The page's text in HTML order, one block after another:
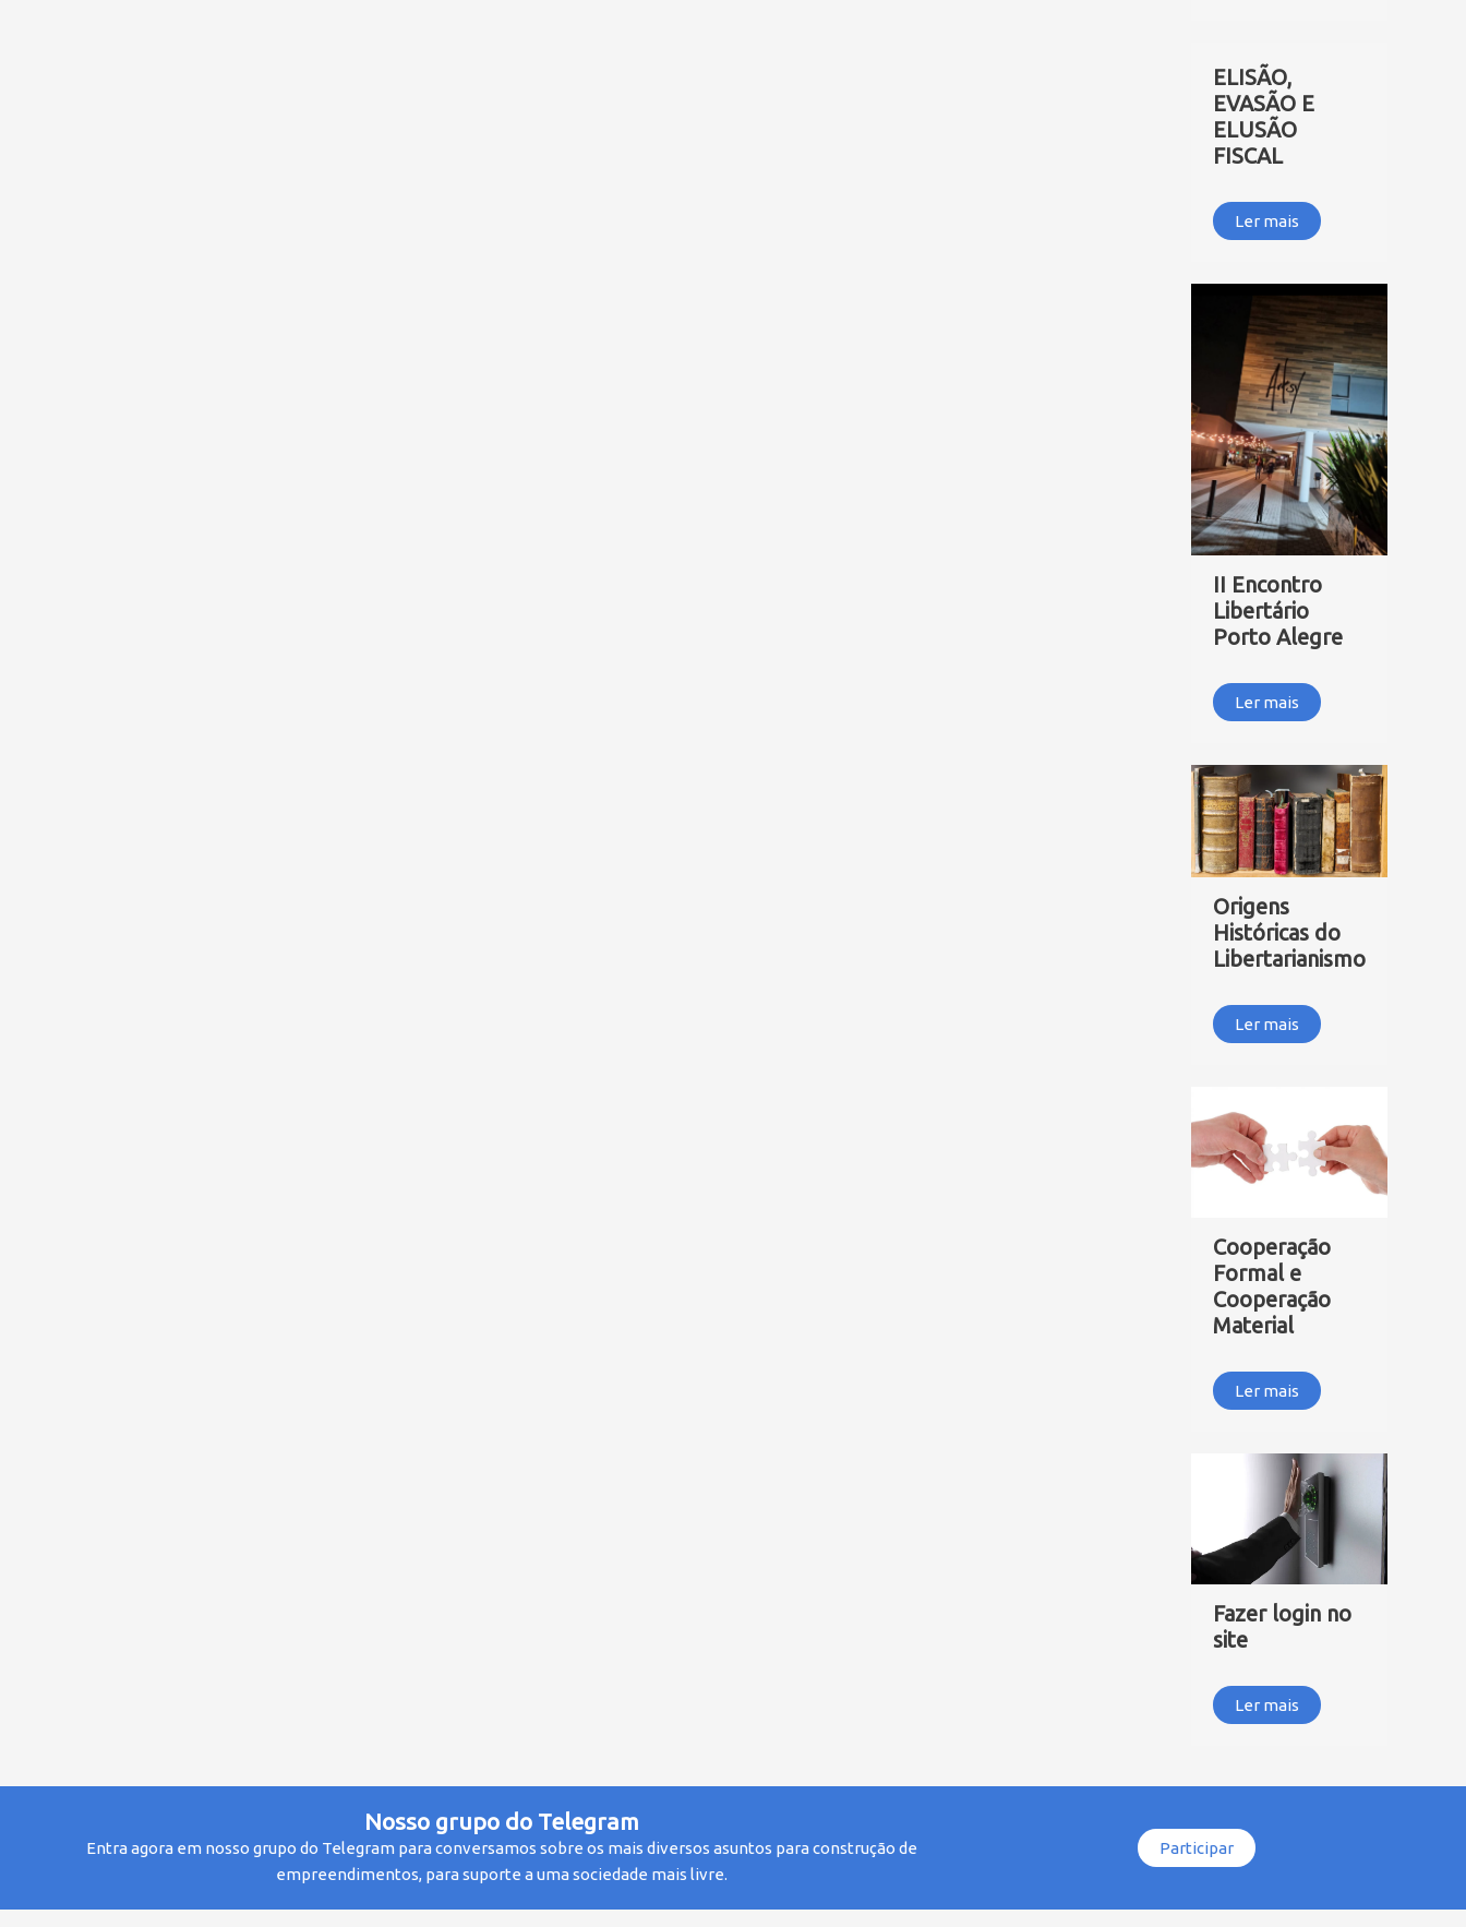
ELISÃO,
EVASÃO E
ELUSÃO
FISCAL
Ler mais
II Encontro
Libertário
Porto Alegre
Ler mais
Origens
Históricas do
Libertarianismo
Ler mais
Cooperação
Formal e
Cooperação
Material
Ler mais
Fazer login no
site
Ler mais
Nosso grupo do Telegram
Entra agora em nosso grupo do Telegram para conversamos sobre os mais diversos asuntos para construção de
empreendimentos, para suporte a uma sociedade mais livre.
Participar